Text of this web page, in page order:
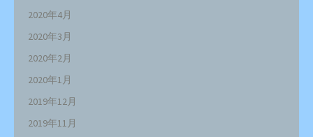
2020年4月
2020年3月
2020年2月
2020年1月
2019年12月
2019年11月